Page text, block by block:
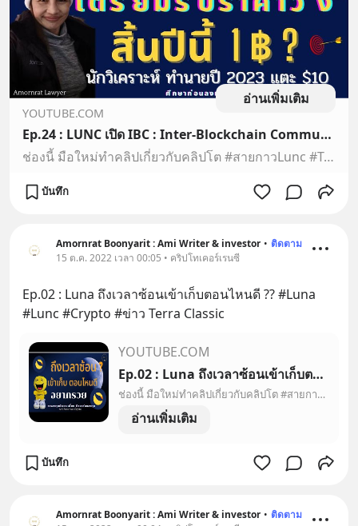
อ่านเพิ่มเติม
YOUTUBE.COM
Ep.24 : LUNC เปิด IBC : Inter-Blockchain Communication ใน Cosmos : ราคาอาจแตะ 1฿ & $1 สิ้นปีนี้ ?
ช่องนี้ มือใหม่ทำคลิปเกี่ยวกับคลิปโต #สายกาวLunc #Terra Classic (LUNC) ความชื่่่นชอบส่วนตัว แค่อยากแบ่งปัน #Crypto ติดตามข่าว #Lunc #Luna Classic ความคืบหน้า...
บันทึก
Amornrat Boonyarit : Ami Writer & investor • ติดตาม
15 ต.ค. 2022 เวลา 00:05 • คริปโทเคอร์เรนซี
Ep.02 : Luna ถึงเวลาซ้อนเข้าเก็บตอนไหนดี ?? #Luna
#Lunc #Crypto #ข่าว Terra Classic
YOUTUBE.COM
Ep.02 : Luna ถึงเวลาซ้อนเข้าเก็บตอนไหนดี ?? #Luna #Lunc #Crypto #ข่าว Terra Classic
ช่องนี้ มือใหม่ทำคลิปเกี่ยวกับคลิปโต #สายกาวLunc ความชื่่่นชอบส่วนตัว แต่อยากแบ่งปัน #Crypto คลิปนี้ ไม่ใช่เป็นการแนะนำให้ลงทุนตามใดๆ แบ่งปันกลุ่มผู้รักและช...
อ่านเพิ่มเติม
บันทึก
Amornrat Boonyarit : Ami Writer & investor • ติดตาม